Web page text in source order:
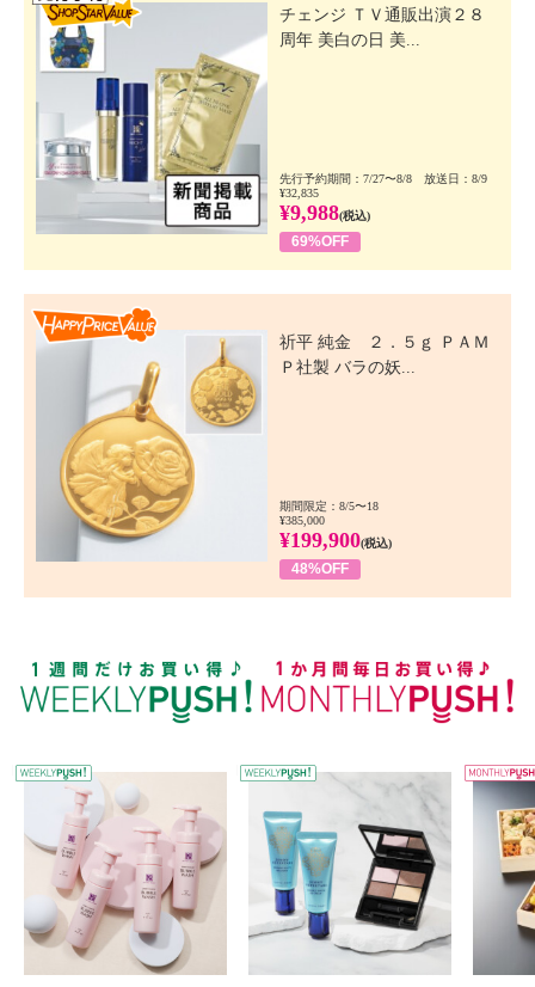
チェンジ ＴＶ通販出演２８
周年 美白の日 美...
先行予約期間：7/27〜8/8 放送日：8/9
¥32,835
¥9,988(税込)
69%OFF
祈平 純金 ２．５ｇ ＰＡＭ
Ｐ社製 バラの妖...
期間限定：8/5〜18
¥385,000
¥199,900(税込)
48%OFF
WEEKLY PUSH